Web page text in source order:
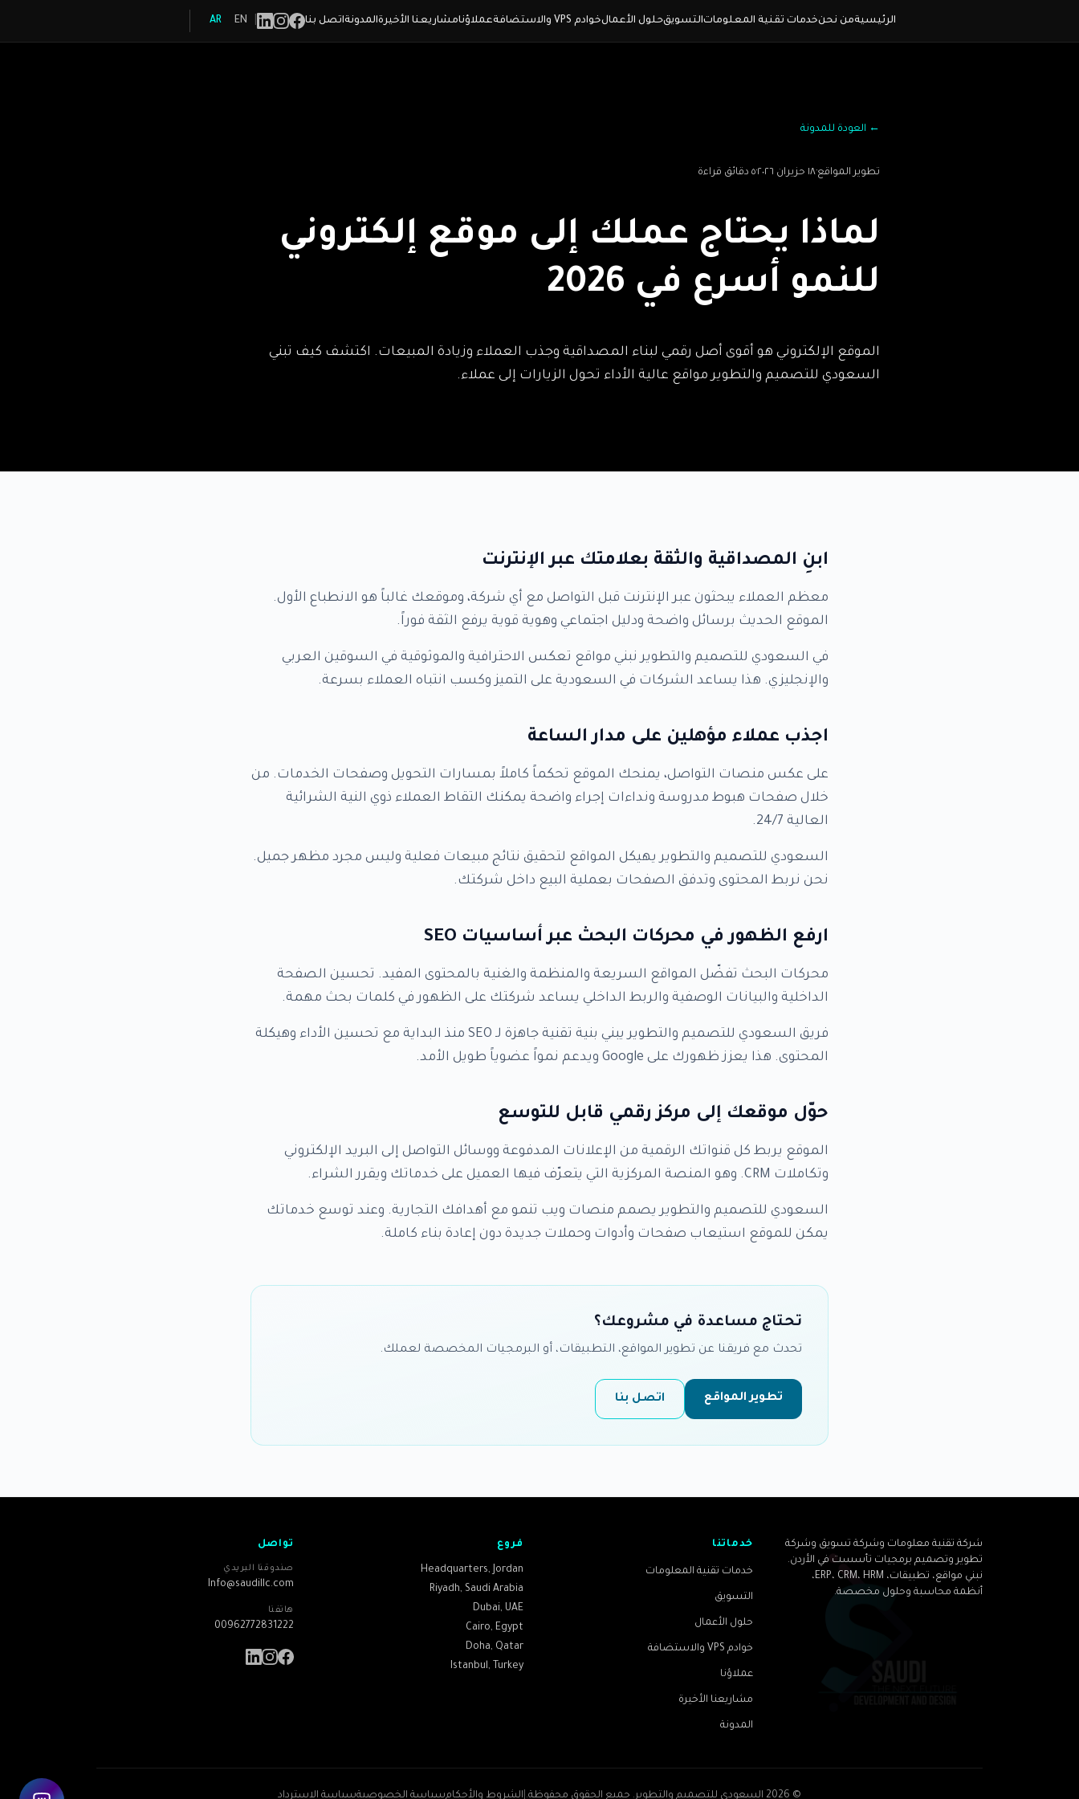
الرئيسيةمن نحنخدمات تقنية المعلوماتالتسويقحلول الأعمالخوادم VPS والاستضافة عملاؤنامشاريعنا الأخيرةالمدونةاتصل بنا
Social
EN
AR
← العودة للمدونة
تطوير المواقع·١٨ حزيران ٢٠٢٦ ·٥ دقائق قراءة
لماذا يحتاج عملك إلى موقع إلكتروني
للنمو أسرع في 2026
الموقع الإلكتروني هو أقوى أصل رقمي لبناء المصداقية وجذب العملاء وزيادة المبيعات. اكتشف كيف تبني
السعودي للتصميم والتطوير مواقع عالية الأداء تحول الزيارات إلى عملاء.
ابنِ المصداقية والثقة بعلامتك عبر الإنترنت
معظم العملاء يبحثون عبر الإنترنت قبل التواصل مع أي شركة، وموقعك غالباً هو الانطباع الأول.
الموقع الحديث برسائل واضحة ودليل اجتماعي وهوية قوية يرفع الثقة فوراً.
في السعودي للتصميم والتطوير نبني مواقع تعكس الاحترافية والموثوقية في السوقين العربي
والإنجليزي. هذا يساعد الشركات في السعودية على التميز وكسب انتباه العملاء بسرعة.
اجذب عملاء مؤهلين على مدار الساعة
على عكس منصات التواصل، يمنحك الموقع تحكماً كاملاً بمسارات التحويل وصفحات الخدمات. من
خلال صفحات هبوط مدروسة ونداءات إجراء واضحة يمكنك التقاط العملاء ذوي النية الشرائية
العالية 24/7.
السعودي للتصميم والتطوير يهيكل المواقع لتحقيق نتائج مبيعات فعلية وليس مجرد مظهر جميل.
نحن نربط المحتوى وتدفق الصفحات بعملية البيع داخل شركتك.
ارفع الظهور في محركات البحث عبر أساسيات SEO
محركات البحث تفضّل المواقع السريعة والمنظمة والغنية بالمحتوى المفيد. تحسين الصفحة
الداخلية والبيانات الوصفية والربط الداخلي يساعد شركتك على الظهور في كلمات بحث مهمة.
فريق السعودي للتصميم والتطوير يبني بنية تقنية جاهزة لـ SEO منذ البداية مع تحسين الأداء وهيكلة
المحتوى. هذا يعزز ظهورك على Google ويدعم نمواً عضوياً طويل الأمد.
حوّل موقعك إلى مركز رقمي قابل للتوسع
الموقع يربط كل قنواتك الرقمية من الإعلانات المدفوعة ووسائل التواصل إلى البريد الإلكتروني
وتكاملات CRM. وهو المنصة المركزية التي يتعرّف فيها العميل على خدماتك ويقرر الشراء.
السعودي للتصميم والتطوير يصمم منصات ويب تنمو مع أهدافك التجارية. وعند توسع خدماتك
يمكن للموقع استيعاب صفحات وأدوات وحملات جديدة دون إعادة بناء كاملة.
تحتاج مساعدة في مشروعك؟
تحدث مع فريقنا عن تطوير المواقع، التطبيقات، أو البرمجيات المخصصة لعملك.
تطوير المواقع اتصل بنا
شركة تقنية معلومات وشركة تسويق وشركة
تطوير وتصميم برمجيات تأسست في الأردن.
نبني مواقع، تطبيقات، ERP، CRM، HRM،
أنظمة محاسبة وحلول مخصصة.
خدماتنا
خدمات تقنية المعلومات
التسويق
حلول الأعمال
خوادم VPS والاستضافة
عملاؤنا
مشاريعنا الأخيرة
المدونة
فروع
Headquarters, Jordan
Riyadh, Saudi Arabia
Dubai, UAE
Cairo, Egypt
Doha, Qatar
Istanbul, Turkey
تواصل
صندوقنا البريدي
Info@saudillc.com
هاتفنا
00962772831222
©
2026 السعودي للتصميم والتطوير. جميع الحقوق محفوظة. الشروط والأحكامسياسة الخصوصيةسياسة الاسترداد